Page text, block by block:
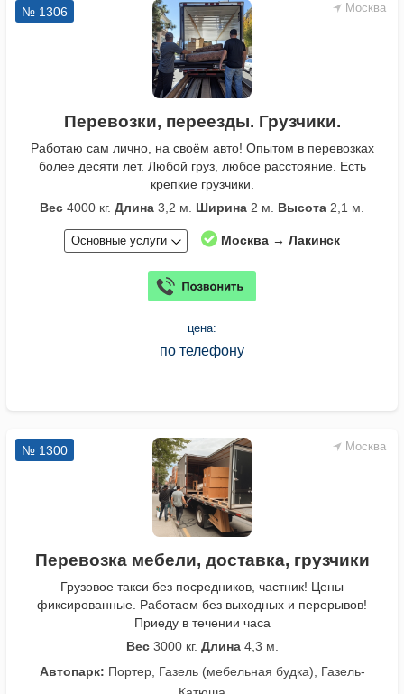
Москва
№ 1306
Перевозки, переезды. Грузчики.
Работаю сам лично, на своём авто! Опытом в перевозках
более десяти лет. Любой груз, любое расстояние. Есть
крепкие грузчики.
Вес 4000 кг. Длина 3,2 м. Ширина 2 м. Высота 2,1 м.
Основные услуги Москва → Лакинск
цена:
по телефону
Москва
№ 1300
Перевозка мебели, доставка, грузчики
Грузовое такси без посредников, частник! Цены
фиксированные. Работаем без выходных и перерывов!
Приеду в течении часа
Вес3000 кг. Длина4,3 м.
Автопарк: Портер, Газель (мебельная будка), Газель-